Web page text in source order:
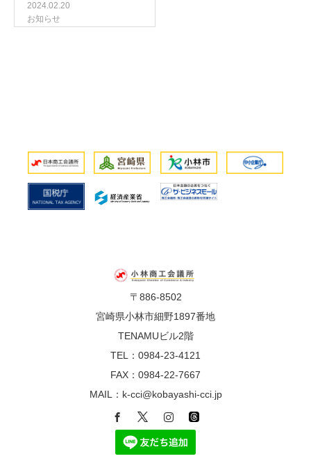
2024.02.20
お知らせ
〒886-8502
宮崎県小林市細野1897番地
TENAMUビル2階
TEL：0984-23-4121
FAX：0984-22-7667
MAIL：k-cci@kobayashi-cci.jp